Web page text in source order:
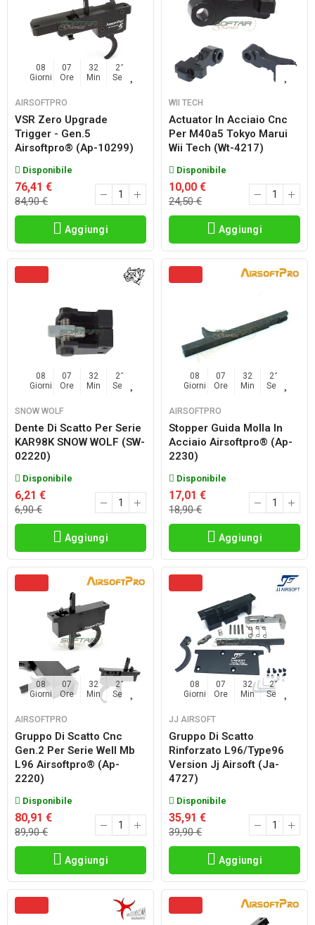
08
Giorni
07
Ore
32
Min
20
Sec
AIRSOFTPRO
VSR Zero Upgrade
Trigger - Gen.5
Airsoftpro® (ap-10299)
Disponibile
76,41 €
84,90 €
Aggiungi
WII TECH
Actuator In Acciaio Cnc
Per M40a5 Tokyo Marui
Wii Tech (wt-4217)
Disponibile
10,00 €
24,50 €
Aggiungi
08
Giorni
07
Ore
32
Min
20
Sec
SNOW WOLF
Dente Di Scatto Per Serie
KAR98K SNOW WOLF (SW-
02220)
Disponibile
6,21 €
6,90 €
Aggiungi
08
Giorni
07
Ore
32
Min
20
Sec
AIRSOFTPRO
Stopper Guida Molla In
Acciaio Airsoftpro® (ap-
2230)
Disponibile
17,01 €
18,90 €
Aggiungi
08
Giorni
07
Ore
32
Min
20
Sec
AIRSOFTPRO
Gruppo Di Scatto Cnc
Gen.2 Per Serie Well Mb
L96 Airsoftpro® (ap-
2220)
Disponibile
80,91 €
89,90 €
Aggiungi
08
Giorni
07
Ore
32
Min
20
Sec
JJ AIRSOFT
Gruppo Di Scatto
Rinforzato L96/type96
Version Jj Airsoft (ja-
4727)
Disponibile
35,91 €
39,90 €
Aggiungi